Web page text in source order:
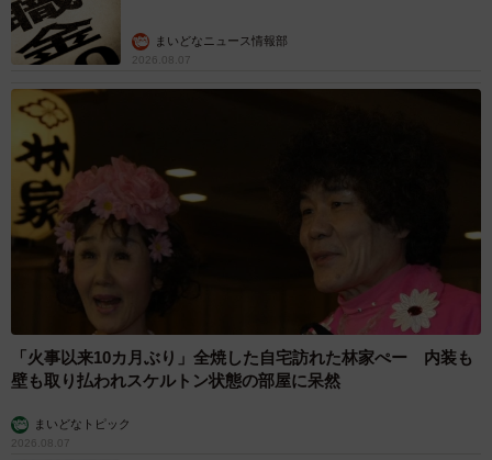
まいどなニュース情報部
2026.08.07
「火事以来10カ月ぶり」全焼した自宅訪れた林家ぺー 内装も
壁も取り払われスケルトン状態の部屋に呆然
まいどなトピック
2026.08.07